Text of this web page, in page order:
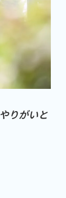
りがいと